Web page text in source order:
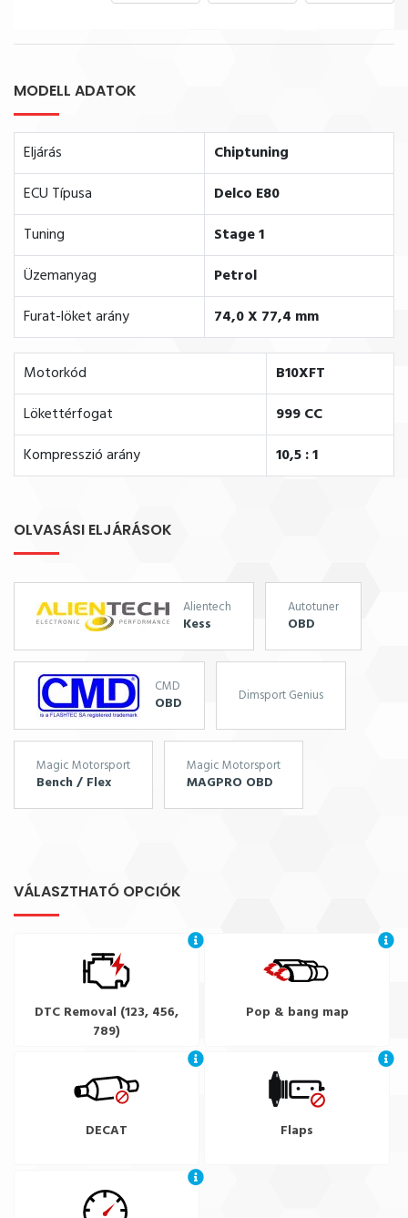
MODELL ADATOK
Eljárás
Chiptuning
ECU Típusa
Delco E80
Tuning
Stage 1
Üzemanyag
Petrol
Furat-löket arány
74,0 X 77,4 mm
Motorkód
B10XFT
Lökettérfogat
999 CC
Kompresszió arány
10,5 : 1
OLVASÁSI ELJÁRÁSOK
Alientech
Kess
Autotuner
OBD
CMD
OBD Dimsport Genius
Magic Motorsport
Bench / Flex
Magic Motorsport
MAGPRO OBD
VÁLASZTHATÓ OPCIÓK
DTC Removal (123, 456,
789)
Pop & bang map
DECAT Flaps